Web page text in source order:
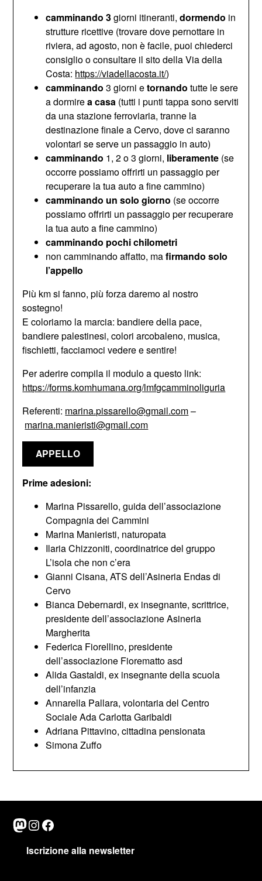
camminando 3giorni itineranti,dormendo in
strutture ricettive (trovare dove pernottare in
riviera, ad agosto, non è facile, puoi chiederci
consiglio o consultare il sito della Via della
Costa: https://viadellacosta.it/)
camminando 3 giorni etornandotutte le sere
a dormirea casa (tutti i punti tappa sono serviti
da una stazione ferroviaria, tranne la
destinazione finale a Cervo, dove ci saranno
volontari se serve un passaggio in auto)
camminando 1, 2 o 3 giorni, liberamente (se
occorre possiamo offrirti un passaggio per
recuperare la tua auto a fine cammino)
camminando un solo giorno (se occorre
possiamo offrirti un passaggio per recuperare
la tua auto a fine cammino)
camminando pochi chilometri
non camminando affatto, mafirmando solo
l’appello
Più km si fanno, più forza daremo al nostro
sostegno!
E coloriamo la marcia: bandiere della pace,
bandiere palestinesi, colori arcobaleno, musica,
fischietti, facciamoci vedere e sentire!
Per aderire compila il modulo a questo link:
https://forms.komhumana.org/lmfgcamminoliguria
Referenti: marina.pissarello@gmail.com–
marina.manieristi@gmail.com
APPELLO
Prime adesioni:
Marina Pissarello, guida dell’associazione
Compagnia dei Cammini
Marina Manieristi, naturopata
Ilaria Chizzoniti, coordinatrice del gruppo
L’isola che non c’era
Gianni Cisana, ATS dell’Asineria Endas di
Cervo
Bianca Debernardi, ex insegnante, scrittrice,
presidente dell’associazione Asineria
Margherita
Federica Fiorellino, presidente
dell’associazione Fiorematto asd
Alida Gastaldi, ex insegnante della scuola
dell’infanzia
Annarella Pallara, volontaria del Centro
Sociale Ada Carlotta Garibaldi
Adriana Pittavino, cittadina pensionata
Simona Zuffo
Mastodon
Instagram
Facebook
Iscrizione alla newsletter